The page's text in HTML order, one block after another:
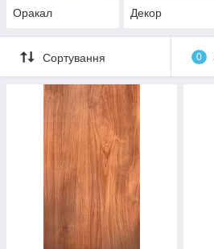
Оракал Декор
Сортування 0